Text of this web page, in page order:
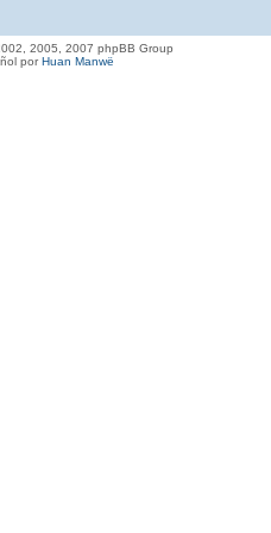
2005, 2007 phpBB Group
porHuan Manwë